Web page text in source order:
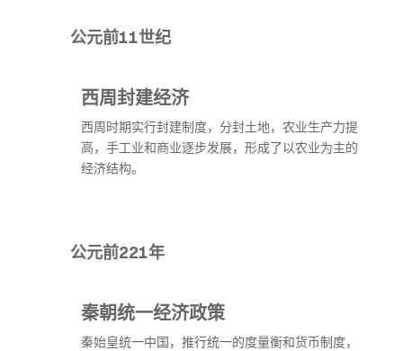
公元前11世纪
西周封建经济
西周时期实行封建制度，分封土地，农业生产力提
高，手工业和商业逐步发展，形成了以农业为主的
经济结构。
公元前221年
秦朝统一经济政策
秦始皇统一中国，推行统一的度量衡和货币制度，